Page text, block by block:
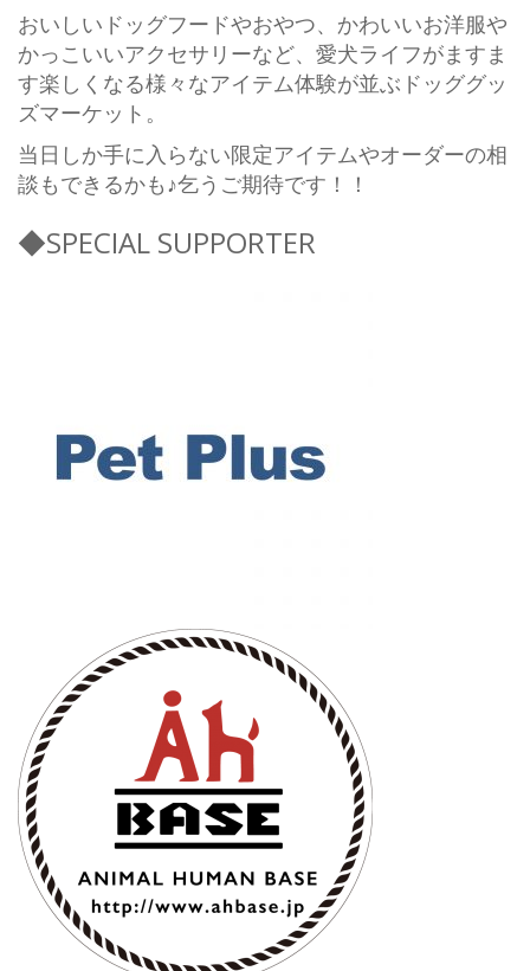
おいしいドッグフードやおやつ、かわいいお洋服や
かっこいいアクセサリーなど、愛犬ライフがますま
す楽しくなる様々なアイテム体験が並ぶドッググッ
ズマーケット。
当日しか手に入らない限定アイテムやオーダーの相
談もできるかも♪乞うご期待です！！
◆SPECIAL SUPPORTER